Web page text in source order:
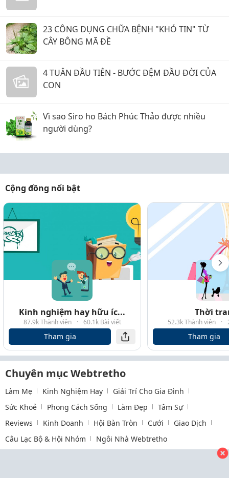
23 CÔNG DỤNG CHỮA BỆNH "KHÓ TIN" TỪ
CÂY BÔNG MÃ ĐỀ
4 TUÂN ĐẦU TIÊN - BƯỚC ĐỆM ĐẦU ĐỜI CỦA
CON
Vì sao Siro ho Bách Phúc Thảo được nhiều
người dùng?
Cộng đồng nổi bật
Kinh nghiệm hay hữu íc...
87.9k Thành viên · 60.1k Bài viết
Tham gia
Thời
52.3k Thành viên ·
Tham gia
Chuyên mục Webtretho
Làm Mẹ Kinh Nghiệm Hay
Giải Trí Cho Gia Đình
Sức Khoẻ
Phong Cách Sống Làm Đẹp
Tâm Sự
Reviews
Kinh Doanh Hội Bàn Tròn Cưới
Giao Dịch
Câu Lạc Bộ & Hội Nhóm
Ngôi Nhà Webtretho